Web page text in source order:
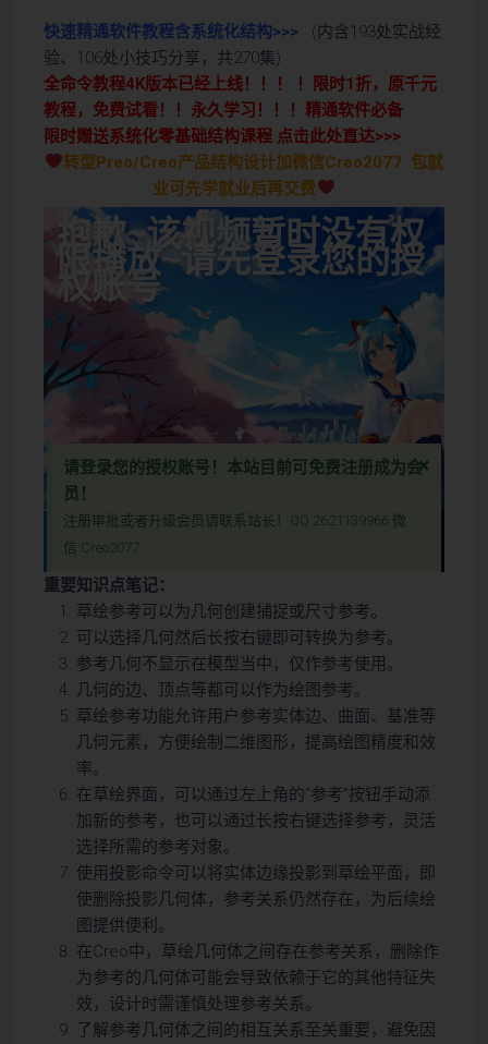
快速精通软件教程含系统化结构>>> (内含193处实战经
验、106处小技巧分享，共270集)
全命令教程4K版本已经上线！！！ ！限时1折，原千元
教程，免费试看！！永久学习！！！精通软件必备
限时赠送系统化零基础结构课程 点击此处直达>>>
转型Preo/Creo产品结构设计加微信Creo2077 包就
业可先学就业后再交费
请登录您的授权账号！本站目前可免费注册成为会
员！
注册审批或者升级会员请联系站长！QQ:2621139966 微
信:Creo2077
×
抱歉~该视频暂时没有权
限播放~请先登录您的授
权账号
本视频教程含图文深入讲解Creo与Proe软件草绘功能中如何使用参考
来辅助二维图形的绘制，帮助用户提升设计效率与精度。视频详细解析
了参考的多种类型，包括实体边、曲面、基准等，并演示了添加参考的
多种方法，如默认参考、手动添加和投影等操作。同时，视频还深入探
讨了参考几何体之间的相互关系，强调了在设计过程中需注意参考关系
的重要性，避免因删除参考对象而导致相关特征失效。通过实例演示，
视频生动展示了参考功能在实际绘图中的应用技巧。无论您是Creo与
Proe初学者还是资深用户，本视频都能助您快速掌握参考功能的核心用
法，优化设计流程！
抱歉~该视频暂时没有权限播放~请先登录您的授权账号
重要知识点笔记：
草绘参考可以为几何创建捕捉或尺寸参考。
可以选择几何然后长按右键即可转换为参考。
参考几何不显示在模型当中，仅作参考使用。
几何的边、顶点等都可以作为绘图参考。
草绘参考功能允许用户参考实体边、曲面、基准等
几何元素，方便绘制二维图形，提高绘图精度和效
率。
在草绘界面，可以通过左上角的“参考”按钮手动添
加新的参考，也可以通过长按右键选择参考，灵活
选择所需的参考对象。
使用投影命令可以将实体边缘投影到草绘平面，即
使删除投影几何体，参考关系仍然存在，为后续绘
图提供便利。
在Creo中，草绘几何体之间存在参考关系，删除作
为参考的几何体可能会导致依赖于它的其他特征失
效，设计时需谨慎处理参考关系。
了解参考几何体之间的相互关系至关重要，避免因